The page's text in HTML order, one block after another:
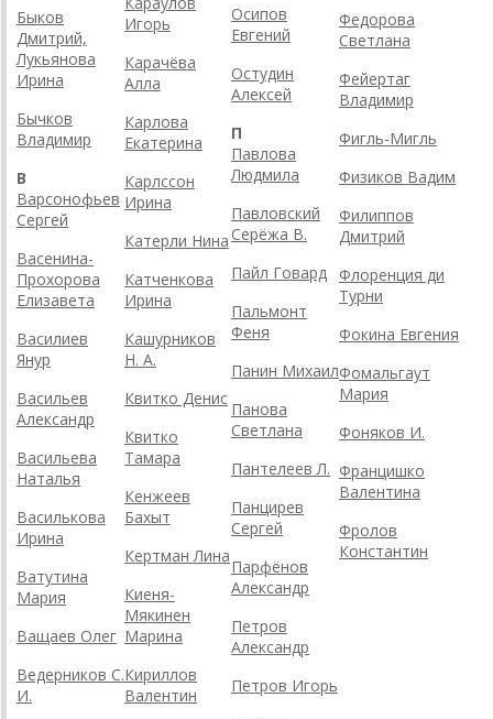
Быков
Дмитрий,
Лукьянова
Ирина
Бычков
Владимир
В
Варсонофьев
Сергей
Васенина-
Прохорова
Елизавета
Василиев
Янур
Васильев
Александр
Васильева
Наталья
Василькова
Ирина
Ватутина
Мария
Ващаев Олег
Ведерников С.
И.
Игорь
Карачёва
Алла
Карлова
Екатерина
Карлссон
Ирина
Катерли Нина
Катченкова
Ирина
Кашурников
Н. А.
Квитко Денис
Квитко
Тамара
Кенжеев
Бахыт
Кертман Лина
Киеня-
Мякинен
Марина
Кириллов
Валентин
Осипов
Евгений
Остудин
Алексей
П
Павлова
Людмила
Павловский
Серёжа В.
Пайл Говард
Пальмонт
Феня
Панин Михаил
Панова
Светлана
Пантелеев Л.
Панцирев
Сергей
Парфёнов
Александр
Петров
Александр
Петров Игорь
Федорова
Светлана
Фейертаг
Владимир
Фигль-Мигль
Физиков Вадим
Филиппов
Дмитрий
Флоренция ди
Турни
Фокина Евгения
Фомальгаут
Мария
Фоняков И.
Францишко
Валентина
Фролов
Константин